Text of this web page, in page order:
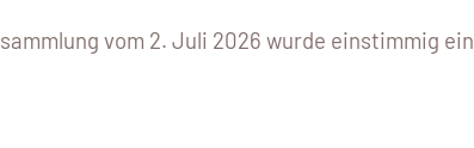
vom 2. Juli 2026 wurde einstimmig ein